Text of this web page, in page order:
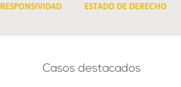
RESPONSIVIDAD ESTADO DE DERECHO
Casos destacados